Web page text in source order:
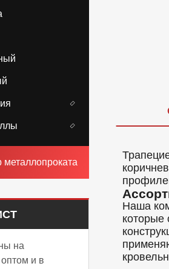
металлопроката
на
и в
Наша
которые